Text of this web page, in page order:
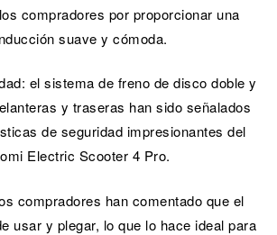
compradores por proporcionar una
suave y cómoda.
el sistema de freno de disco doble y
y traseras han sido señalados
de seguridad impresionantes del
Electric Scooter 4 Pro.
compradores han comentado que el
usar y plegar, lo que lo hace ideal para